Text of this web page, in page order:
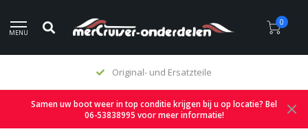
MENU
0
Original- und Ersatzteile
Samen uw boot weer in top conditie krijgen bij u op locatie? Bel
06-53838995 voor meer informatie!